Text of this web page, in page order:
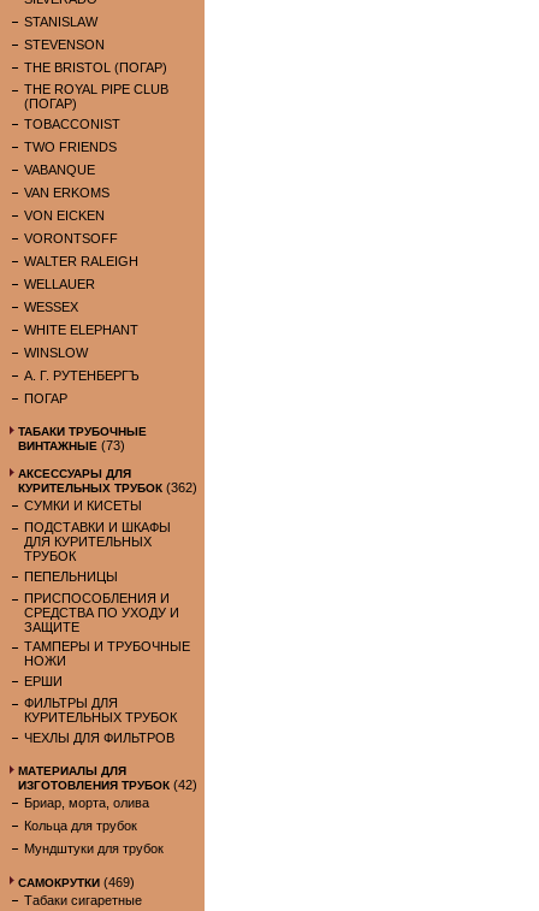
STANISLAW
STEVENSON
THE BRISTOL (ПОГАР)
THE ROYAL PIPE CLUB
(ПОГАР)
TOBACCONIST
TWO FRIENDS
VABANQUE
VAN ERKOMS
VON EICKEN
VORONTSOFF
WALTER RALEIGH
WELLAUER
WESSEX
WHITE ELEPHANT
WINSLOW
А. Г. РУТЕНБЕРГЪ
ПОГАР
ТАБАКИ ТРУБОЧНЫЕ
ВИНТАЖНЫЕ (73)
АКСЕССУАРЫ ДЛЯ
КУРИТЕЛЬНЫХ ТРУБОК (362)
СУМКИ И КИСЕТЫ
ПОДСТАВКИ И ШКАФЫ
ДЛЯ КУРИТЕЛЬНЫХ
ТРУБОК
ПЕПЕЛЬНИЦЫ
ПРИСПОСОБЛЕНИЯ И
СРЕДСТВА ПО УХОДУ И
ЗАЩИТЕ
ТАМПЕРЫ И ТРУБОЧНЫЕ
НОЖИ
ЕРШИ
ФИЛЬТРЫ ДЛЯ
КУРИТЕЛЬНЫХ ТРУБОК
ЧЕХЛЫ ДЛЯ ФИЛЬТРОВ
МАТЕРИАЛЫ ДЛЯ
ИЗГОТОВЛЕНИЯ ТРУБОК (42)
Бриар, морта, олива
Кольца для трубок
Мундштуки для трубок
САМОКРУТКИ (469)
Табаки сигаретные